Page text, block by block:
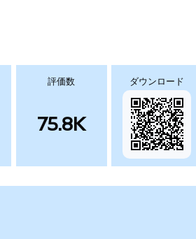
評価数
75.8K
ダウンロード